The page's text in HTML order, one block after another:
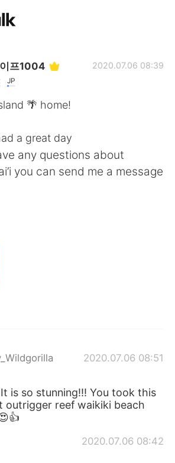
简体中文
Tiếng Việt
프1004
JP
2020.07.06 08:39
🌴 home!
a great day
any questions about
you can send me a message
2020.07.06 08:51
is so stunning!!! You took this
outrigger reef waikiki beach
2020.07.06 08:42